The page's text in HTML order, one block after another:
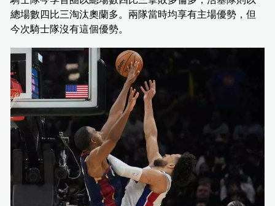
總場數四比三淘汰奧蘭多。兩隊當時均享有主場優勢，但
今次騎士隊沒有這個優勢。